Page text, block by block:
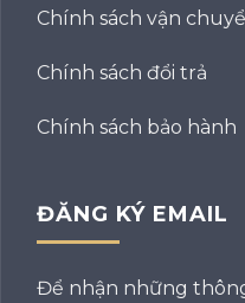
Chính sách vận
Chính sách đổi trả
Chính sách bảo hành
ĐĂNG KÝ EMAIL
Để nhận những